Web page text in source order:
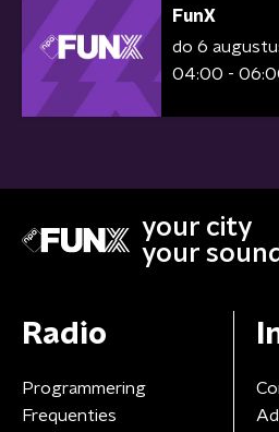
FunX
do 6
04:00 -
your city
your sound
Radio
Programmering
Frequenties